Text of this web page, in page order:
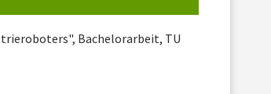
Bachelorarbeit, TU